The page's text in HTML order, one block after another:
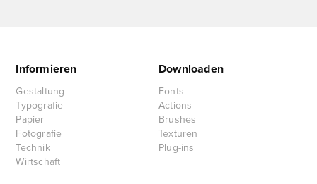
Informieren
Gestaltung
Typografie
Papier
Fotografie
Technik
Wirtschaft
Downloaden
Fonts
Actions
Brushes
Texturen
Plug-ins